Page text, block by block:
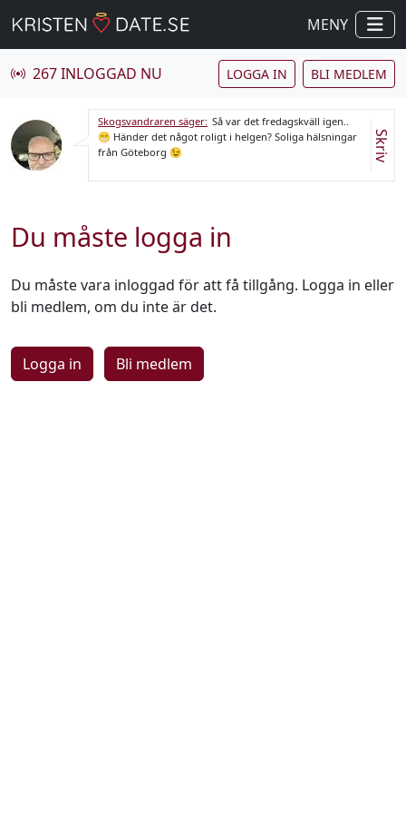
MENY
267 INLOGGAD NU LOGGA IN BLI MEDLEM
Skogsvandraren säger: Så var det fredagskväll igen..
😁 Händer det något roligt i helgen? Soliga hälsningar
från Göteborg 😉
Skriv
Du måste logga in
Du måste vara inloggad för att få tillgång. Logga in eller
bli medlem, om du inte är det.
Logga in